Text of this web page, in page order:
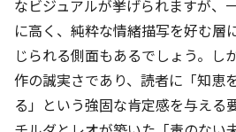
なビジュアルが挙げられますが、
に高く、純粋な情緒描写を好む層
じられる側面もあるでしょう。し
作の誠実さであり、読者に「知恵
る」という強固な肯定感を与える